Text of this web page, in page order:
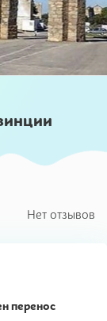
Нет отзывов
перенос